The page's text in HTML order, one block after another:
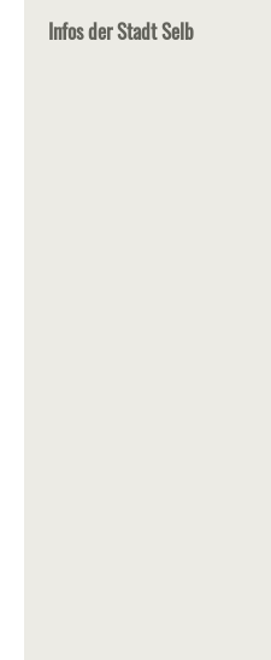
Infos der Stadt Selb